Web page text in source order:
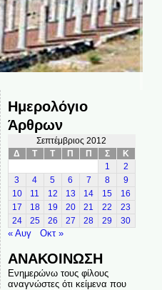
Ημερολόγιο
Άρθρων
Σεπτέμβριος 2012
Δ
Τ Τ Π Π Σ
Κ
1
2
3
4 5 6 7 8
9
10
11 12 13 14 15
16
17
18 19 20 21 22
23
24
25 26 27 28 29 30
« Αυγ Οκτ »
ΑΝΑΚΟΙΝΩΣΗ
Ενημερώνω τους φίλους
αναγνώστες ότι κείμενα που